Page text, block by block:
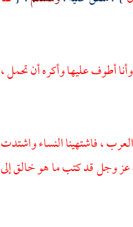
أطوف عليها وأكره أن تحمل ،
العرب، فاشتهينا النساء واشتدت
عز وجل قد كتب ما هو خالق إلى